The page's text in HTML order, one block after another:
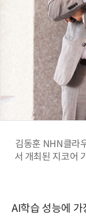
김동훈 NHN클라
서 개최된 지코어
AI학습 성능에 가